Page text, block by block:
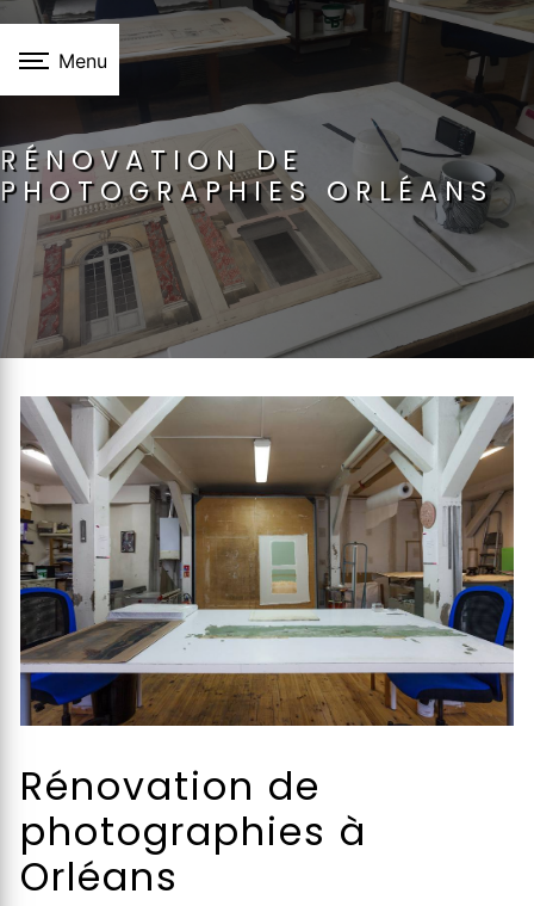
Menu
RÉNOVATION DE
PHOTOGRAPHIES ORLÉANS
Rénovation de
photographies à
Orléans
Panneau de gestion des cookies